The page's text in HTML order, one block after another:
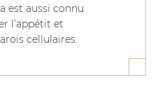
est aussi connu
l’appétit et
cellulaires.